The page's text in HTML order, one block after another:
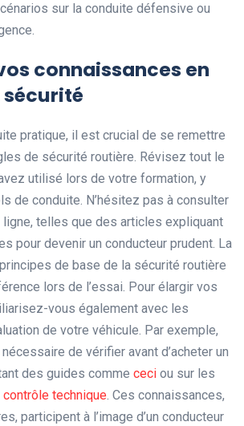
sur la conduite défensive ou
connaissances en
pratique, il est crucial de se remettre
de sécurité routière. Révisez tout le
utilisé lors de votre formation, y
de conduite. N’hésitez pas à consulter
telles que des articles expliquant
pour devenir un conducteur prudent. La
de base de la sécurité routière
lors de l’essai. Pour élargir vos
vous également avec les
de votre véhicule. Par exemple,
de vérifier avant d’acheter un
des guides comme ceci ou sur les
contrôle technique. Ces connaissances,
participent à l’image d’un conducteur